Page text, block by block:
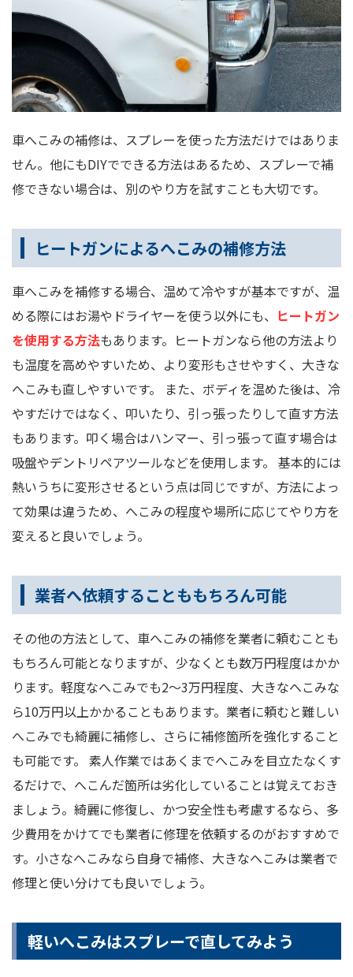
車へこみの補修は、スプレーを使った方法だけではありま
せん。他にもDIYでできる方法はあるため、スプレーで補
修できない場合は、別のやり方を試すことも大切です。
ヒートガンによるへこみの補修方法
車へこみを補修する場合、温めて冷やすが基本ですが、温
める際にはお湯やドライヤーを使う以外にも、 ヒートガン
を使用する方法もあります。ヒートガンなら他の方法より
も温度を高めやすいため、より変形もさせやすく、大きな
へこみも直しやすいです。 また、ボディを温めた後は、冷
やすだけではなく、叩いたり、引っ張ったりして直す方法
もあります。叩く場合はハンマー、引っ張って直す場合は
吸盤やデントリペアツールなどを使用します。 基本的には
熱いうちに変形させるという点は同じですが、方法によっ
て効果は違うため、へこみの程度や場所に応じてやり方を
変えると良いでしょう。
業者へ依頼することももちろん可能
その他の方法として、車へこみの補修を業者に頼むことも
もちろん可能となりますが、少なくとも数万円程度はかか
ります。軽度なへこみでも2～3万円程度、大きなへこみな
ら10万円以上かかることもあります。業者に頼むと難しい
へこみでも綺麗に補修し、さらに補修箇所を強化すること
も可能です。 素人作業ではあくまでへこみを目立たなくす
るだけで、へこんだ箇所は劣化していることは覚えておき
ましょう。綺麗に修復し、かつ安全性も考慮するなら、多
少費用をかけてでも業者に修理を依頼するのがおすすめで
す。小さなへこみなら自身で補修、大きなへこみは業者で
修理と使い分けても良いでしょう。
軽いへこみはスプレーで直してみよう